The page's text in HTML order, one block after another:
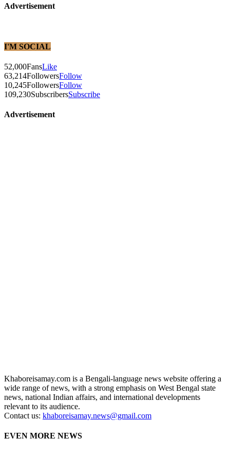
Advertisement
I'M SOCIAL
52,000FansLike
63,214FollowersFollow
10,245FollowersFollow
109,230SubscribersSubscribe
Advertisement
Khaboreisamay.com is a Bengali-language news website offering a
wide range of news, with a strong emphasis on West Bengal state
news, national Indian affairs, and international developments
relevant to its audience.
Contact us: khaboreisamay.news@gmail.com
EVEN MORE NEWS